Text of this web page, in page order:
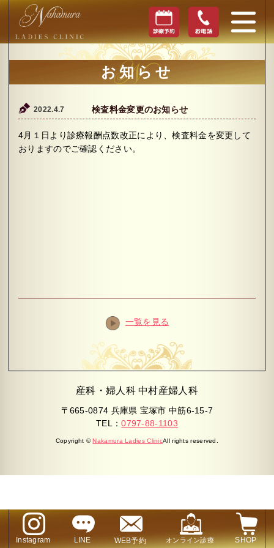
お知らせ
2022.4.7 検査料金変更のお知らせ
4月１日より診療報酬点数改正により、検査料金を変更して
おりますのでご確認ください。
一覧を見る
Instagram LINE WEB予約 オンライン診療 SHOP
産科・婦人科 中村産婦人科
〒665-0874 兵庫県 宝塚市 中筋6-15-7
TEL：0797-88-1103
Copyright ©Nakamura Ladies ClinicAll rights reserved.